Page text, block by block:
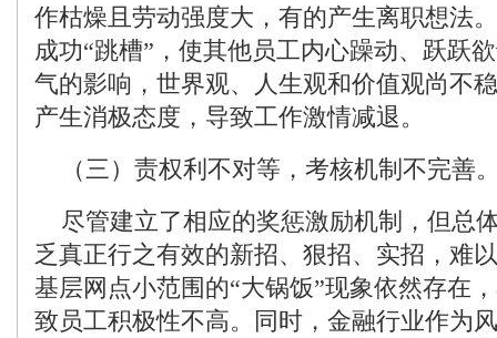
作枯燥且劳动强度大，有的产生离职想法
成功“跳槽”，使其他员工内心躁动、跃跃
气的影响，世界观、人生观和价值观尚不
产生消极态度，导致工作激情减退。
（三）责权利不对等，考核机制不完善
尽管建立了相应的奖惩激励机制，但总
乏真正行之有效的新招、狠招、实招，难
基层网点小范围的“大锅饭”现象依然存在
致员工积极性不高。同时，金融行业作为